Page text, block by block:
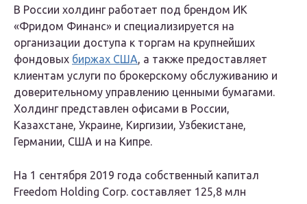
В России холдинг работает под брендом ИК
«Фридом Финанс» и специализируется на
организации доступа к торгам на крупнейших
фондовых биржах США, а также предоставляет
клиентам услуги по брокерскому обслуживанию и
доверительному управлению ценными бумагами.
Холдинг представлен офисами в России,
Казахстане, Украине, Киргизии, Узбекистане,
Германии, США и на Кипре.
На 1 сентября 2019 года собственный капитал
Freedom Holding Corp. составляет 125,8 млн